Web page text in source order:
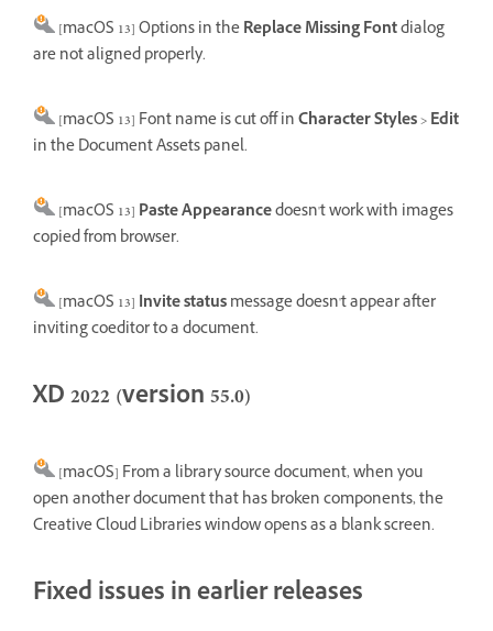
[macOS 13] Options in theReplace Missing Fontdialog
are not aligned properly.
[macOS 13] Font name is cut off inCharacter Styles>Edit
in the Document Assets panel.
[macOS 13] Paste Appearancedoesn't work with images
copied from browser.
[macOS 13] Invite statusmessage doesn't appear after
inviting coeditor to a document.
XD 2022 (version 55.0)
[macOS] From a library source document, when you
open another document that has broken components, the
Creative Cloud Libraries window opens as a blank screen.
Fixed issues in earlier releases